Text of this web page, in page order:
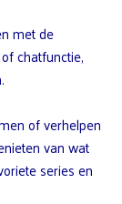
met de
chatfunctie,
of verhelpen
van wat
series en